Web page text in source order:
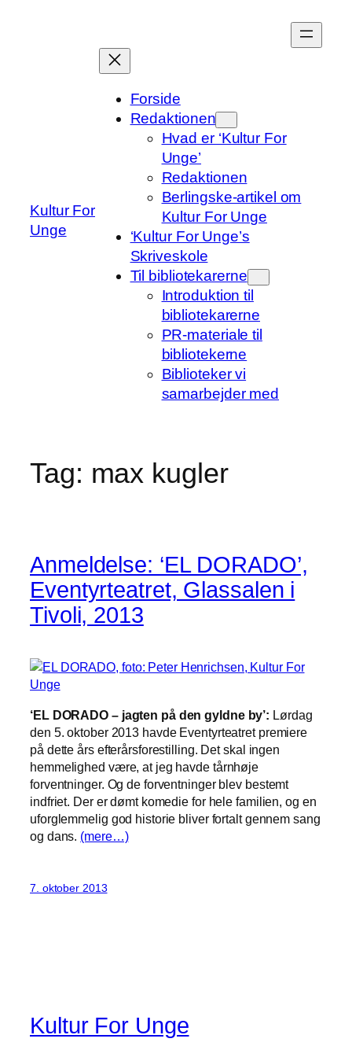
Kultur For
Unge
Forside
Redaktionen
Hvad er ‘Kultur For
Unge’
Redaktionen
Berlingske-artikel om
Kultur For Unge
‘Kultur For Unge’s
Skriveskole
Til bibliotekarerne
Introduktion til
bibliotekarerne
PR-materiale til
bibliotekerne
Biblioteker vi
samarbejder med
Tag: max kugler
Anmeldelse: ‘EL DORADO’,
Eventyrteatret, Glassalen i
Tivoli, 2013
‘EL DORADO – jagten på den gyldne by’: Lørdag
den 5. oktober 2013 havde Eventyrteatret premiere
på dette års efterårsforestilling. Det skal ingen
hemmelighed være, at jeg havde tårnhøje
forventninger. Og de forventninger blev bestemt
indfriet. Der er dømt komedie for hele familien, og en
uforglemmelig god historie bliver fortalt gennem sang
og dans. (mere…)
7. oktober 2013
Kultur For Unge